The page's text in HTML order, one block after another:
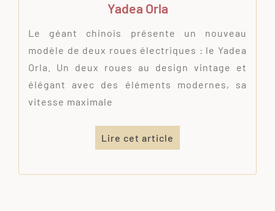
Yadea Orla
Le géant chinois présente un nouveau
modèle de deux roues électriques : le Yadea
Orla. Un deux roues au design vintage et
élégant avec des éléments modernes, sa
vitesse maximale
Lire cet article